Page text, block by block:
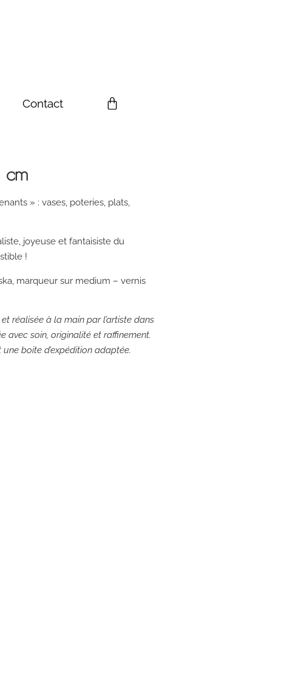
Contact
cm
» : vases, poteries, plats,
joyeuse et fantaisiste du
!
marqueur sur medium – vernis
réalisée à la main par l’artiste dans
avec soin, originalité et raffinement.
boite d’expédition adaptée.